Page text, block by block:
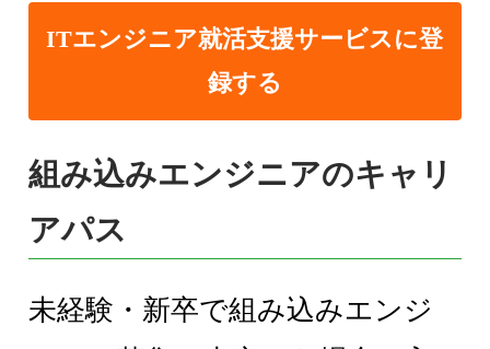
ITエンジニア就活支援サービスに登
録する
組み込みエンジニアのキャリ
アパス
未経験・新卒で組み込みエンジ